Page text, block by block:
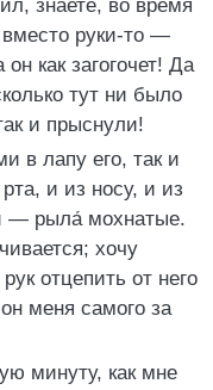
знаете, во время
вместо руки-то —
как загогочет! Да
тут ни было
и прыснули!
в лапу его, так и
и из носу, и из
— рыла́ мохнатые.
хочу
отцепить от него
меня самого за
минуту, как мне